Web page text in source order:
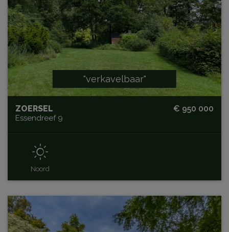
"verkavelbaar"
€ 950 000
ZOERSEL
Essendreef 9
Noord